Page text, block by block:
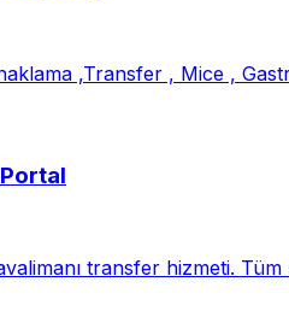
,Transfer , Mice ,
transfer hizmeti.